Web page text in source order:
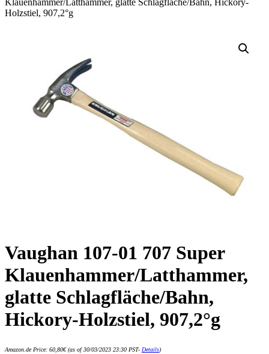
Klauenhammer/Latthammer, glatte Schlagfläche/Bahn, Hickory-
Holzstiel, 907,2°g
Vaughan 107-01 707 Super
Klauenhammer/Latthammer,
glatte Schlagfläche/Bahn,
Hickory-Holzstiel, 907,2°g
Amazon.de Price: 60,80€(as of 30/03/2023 23:30 PST- Details)